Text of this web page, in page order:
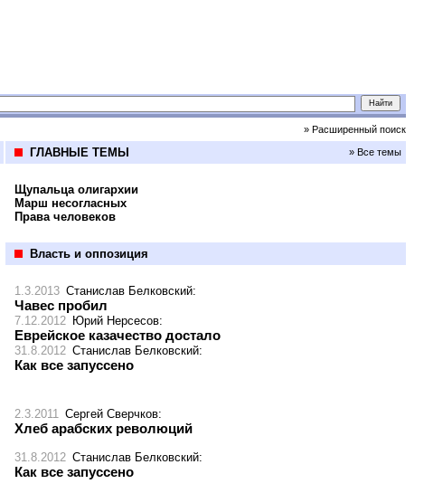
» Расширенный поиск
ГЛАВНЫЕ ТЕМЫ » Все темы
Щупальца олигархии
Марш несогласных
Права человеков
Власть и оппозиция
1.3.2013 Станислав Белковский:
Чавес пробил
7.12.2012 Юрий Нерсесов:
Еврейское казачество достало
31.8.2012 Станислав Белковский:
Как все запуссено
2.3.2011 Сергей Сверчков:
Хлеб арабских революций
31.8.2012 Станислав Белковский:
Как все запуссено